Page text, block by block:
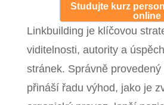
Studujte kurz
online
Linkbuilding je klíčovou
viditelnosti, autority a
stránek. Správně provedený
přináší řadu výhod, jako je